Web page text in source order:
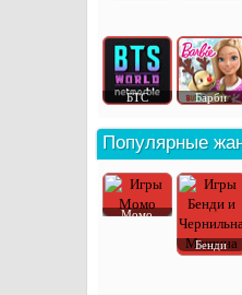
БТС Барби
Популярные
Момо
Бенди